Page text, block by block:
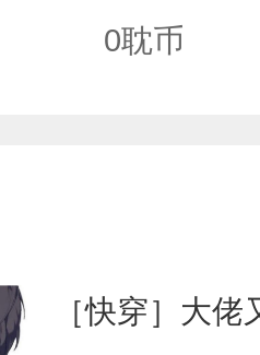
0耽币
［快穿］大